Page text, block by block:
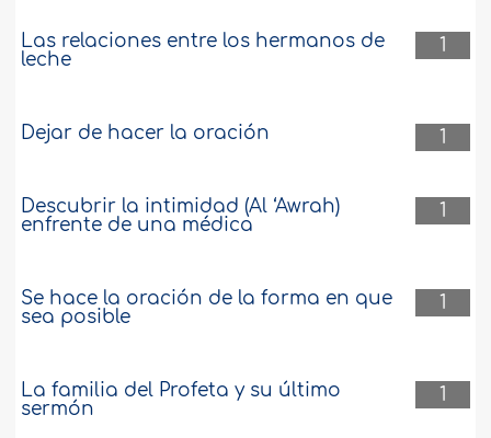
1
Las relaciones entre los hermanos de
leche
1
Dejar de hacer la oración
1
Descubrir la intimidad (Al ‘Awrah)
enfrente de una médica
1
Se hace la oración de la forma en que
sea posible
1
La familia del Profeta y su último
sermón